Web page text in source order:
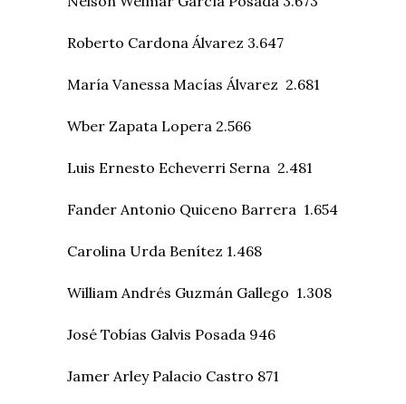
Roberto Cardona Álvarez 3.647
María Vanessa Macías Álvarez 2.681
Wber Zapata Lopera 2.566
Luis Ernesto Echeverri Serna 2.481
Fander Antonio Quiceno Barrera 1.654
Carolina Urda Benítez 1.468
William Andrés Guzmán Gallego 1.308
José Tobías Galvis Posada 946
Jamer Arley Palacio Castro 871